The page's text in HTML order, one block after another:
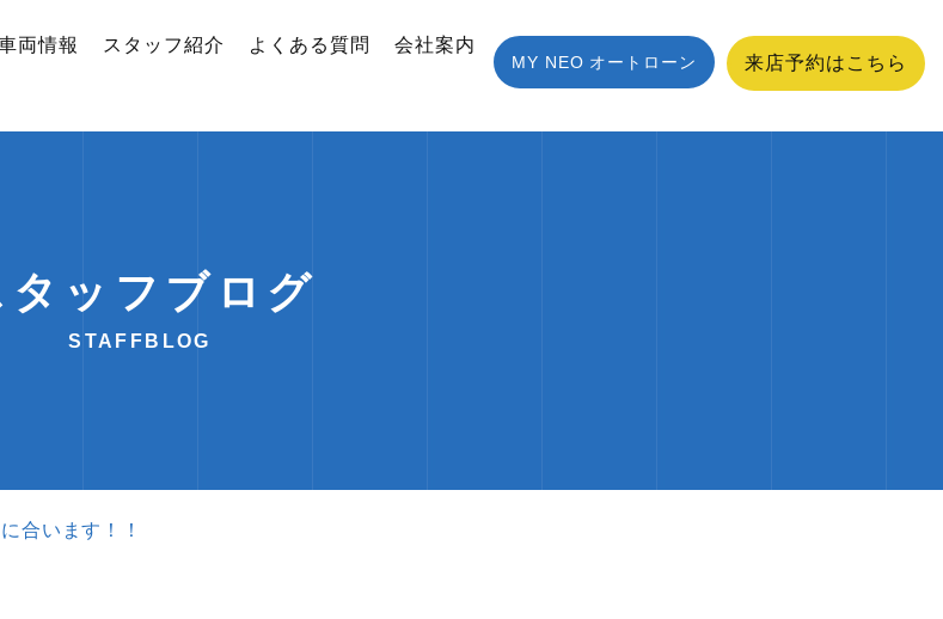
両情報 スタッフ紹介 よくある質問 会社案内
MY NEO オートローン 来店予約はこちら
タッフブログ
STAFFBLOG
合います！！